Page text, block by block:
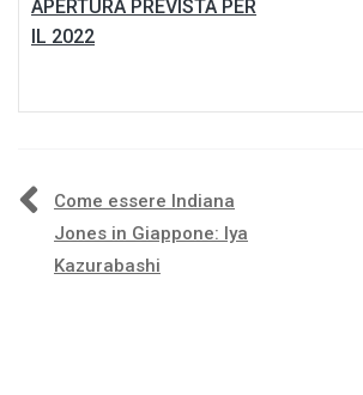
APERTURA PREVISTA PER
IL 2022
Navigazione
articoli
Come essere Indiana
Jones in Giappone: Iya
Kazurabashi